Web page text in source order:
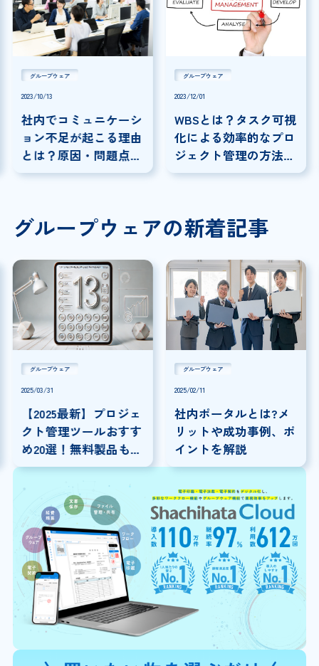
グループウェア
2023/10/13
社内でコミュニケーシ
ョン不足が起こる理由
とは？原因・問題点と
職場でできる対策
グループウェア
2023/12/01
WBSとは？タスク可視
化による効率的なプロ
ジェクト管理の方法に
ついて解説
グループウェアの新着記事
グループウェア
2025/03/31
【2025最新】プロジェ
クト管理ツールおすす
め20選！無料製品も紹
介！
グループウェア
2025/02/11
社内ポータルとは?メ
リットや成功事例、ポ
イントを解説